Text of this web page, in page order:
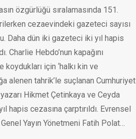
özgürlüğü sıralamasında 151.
cezaevindeki gazeteci sayısı
Daha dün iki gazeteci iki yıl hapis
Charlie Hebdo’nun kapağını
koydukları için ‘halkı kin ve
alenen tahrik’le suçlanan Cumhuriyet
Hikmet Çetinkaya ve Ceyda
hapis cezasına çarptırıldı. Evrensel
Yayın Yönetmeni Fatih Polat…